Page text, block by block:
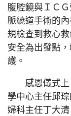
腹腔鏡與ＩＣ
脈繞道手術的
規檢查到救心
安全為出發點
護。
感恩儀式上
學中心主任邱
婦科主任丁大